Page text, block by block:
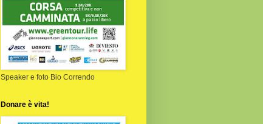
Speaker e foto Bio Correndo
Donare è vita!